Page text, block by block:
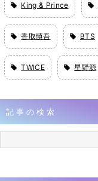
King & Prince
香取慎吾 BTS
TWICE 星野源
記事の検索